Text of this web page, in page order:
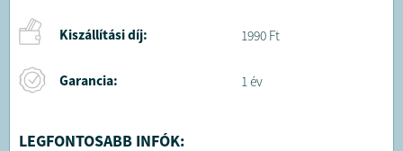
Kiszállítási díj: 1990 Ft
Garancia: 1 év
LEGFONTOSABB INFÓK: